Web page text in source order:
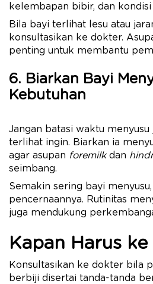
kelembapan bibir, dan kondisi
Bila bayi terlihat lesu atau
konsultasikan ke dokter.
penting untuk membantu
6. Biarkan Bayi
Kebutuhan
Jangan batasi waktu menyusu
terlihat ingin. Biarkan ia
agar asupan foremilkdan
seimbang.
Semakin sering bayi
pencernaannya. Rutinitas
juga mendukung
Kapan Harus
Konsultasikan ke dokter bila
berbiji disertai tanda-tanda